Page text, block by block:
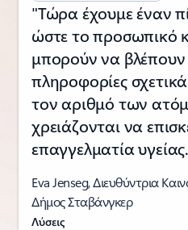
"Τώρα έχουμε έναν
ώστε το προσωπικό
μπορούν να βλέπουν
πληροφορίες
τον αριθμό των
χρειάζονται να
επαγγελματία
Eva Jenseg, Διευθύντρια
Δήμος Σταβάνγκερ
Λύσεις